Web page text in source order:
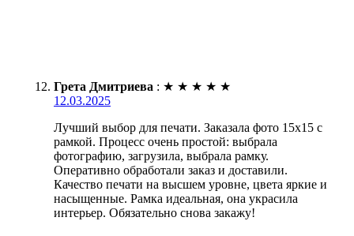
Грета Дмитриева : ★ ★ ★ ★ ★
12.03.2025
Лучший выбор для печати. Заказала фото 15х15 с
рамкой. Процесс очень простой: выбрала
фотографию, загрузила, выбрала рамку.
Оперативно обработали заказ и доставили.
Качество печати на высшем уровне, цвета яркие и
насыщенные. Рамка идеальная, она украсила
интерьер. Обязательно снова закажу!